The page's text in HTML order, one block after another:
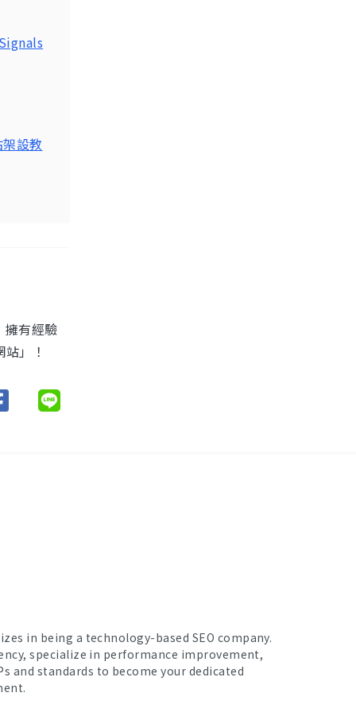
設教
擁有經驗
」！
in being a technology-based SEO company.
specialize in performance improvement,
and standards to become your dedicated